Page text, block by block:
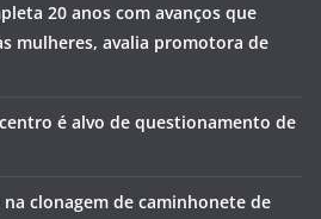
20 anos com avanços que
mulheres, avalia promotora de
é alvo de questionamento de
clonagem de caminhonete de